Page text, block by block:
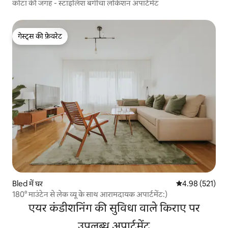
कोटा की जगह - स्टाइलिश बगीचा लोकेशन अपार्टमेंट
गेस्ट्स की फ़ेवरेट
गेस्ट्स की फ़ेवरेट
Bled में घर औसत रेटिंग 5 में से
4.98 (521)
180° माउंटेन से लेक व्यू के साथ आरामदायक अपार्टमेंट:)
एयर कंडीशनिंग की सुविधा वाले किराए पर